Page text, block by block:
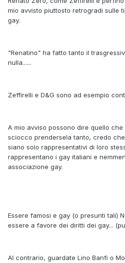
mio avvisto piuttosto retrogradi sulle
gay.
"Renatino" ha fatto tanto il
nulla......
Zeffirelli e D&G sono ad esempio
A mio avviso possono dire quello
sciocco prendersela tanto, credo
siano solo rappresentativi di loro
rappresentano i gay italiani e
associazione gay.
Essere famosi e gay (o presunti tali)
essere a favore dei diritti dei gay...
Al contrario, guardate Lino Banfi o